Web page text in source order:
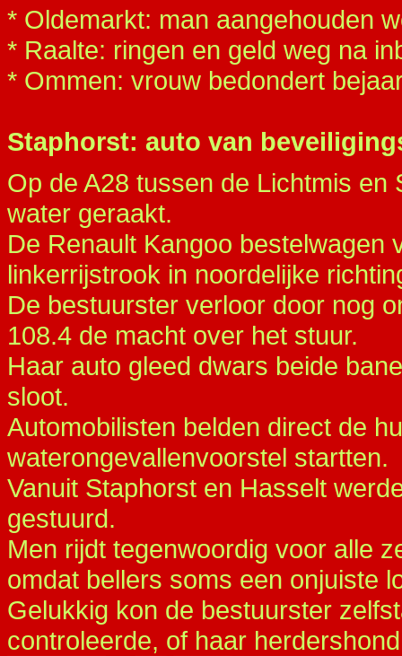
* Oldemarkt: man aangehouden
* Raalte: ringen en geld weg na
* Ommen: vrouw bedondert
Staphorst: auto van
Op de A28 tussen de Lichtmis
water geraakt.
De Renault Kangoo bestelwagen
linkerrijstrook in noordelijke
De bestuurster verloor door nog
108.4 de macht over het stuur.
Haar auto gleed dwars beide
sloot.
Automobilisten belden direct de
waterongevallenvoorstel startten.
Vanuit Staphorst en Hasselt
gestuurd.
Men rijdt tegenwoordig voor alle
omdat bellers soms een onjuiste
Gelukkig kon de bestuurster
controleerde, of haar